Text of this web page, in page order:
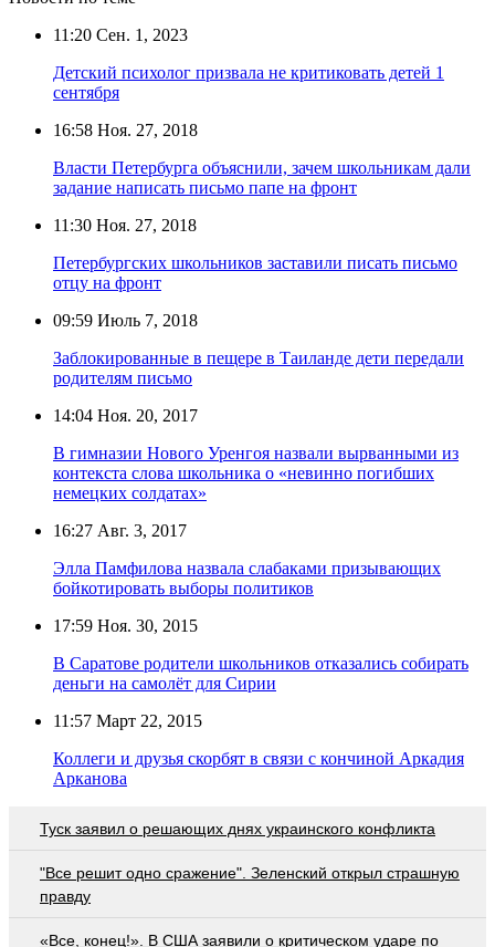
11:20 Сен. 1, 2023
Детский психолог призвала не критиковать детей 1
сентября
16:58 Ноя. 27, 2018
Власти Петербурга объяснили, зачем школьникам дали
задание написать письмо папе на фронт
11:30 Ноя. 27, 2018
Петербургских школьников заставили писать письмо
отцу на фронт
09:59 Июль 7, 2018
Заблокированные в пещере в Таиланде дети передали
родителям письмо
14:04 Ноя. 20, 2017
В гимназии Нового Уренгоя назвали вырванными из
контекста слова школьника о «невинно погибших
немецких солдатах»
16:27 Авг. 3, 2017
Элла Памфилова назвала слабаками призывающих
бойкотировать выборы политиков
17:59 Ноя. 30, 2015
В Саратове родители школьников отказались собирать
деньги на самолёт для Сирии
11:57 Март 22, 2015
Коллеги и друзья скорбят в связи с кончиной Аркадия
Арканова
Туск заявил о решающих днях украинского конфликта
"Все решит одно сражение". Зеленский открыл страшную
правду
«Все, конец!». В США заявили о критическом ударе по